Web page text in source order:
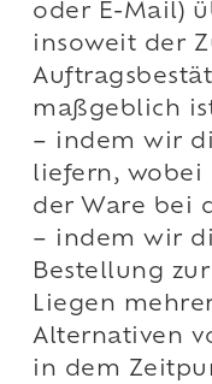
oder E-Mail)
insoweit der
maßgeblich
– indem wir
liefern, wobei
der Ware bei
– indem wir
Bestellung
Liegen
Alternativen
in dem